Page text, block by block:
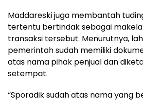
Maddareski juga membantah
tertentu bertindak sebagai
transaksi tersebut. Menurutnya,
pemerintah sudah memiliki
atas nama pihak penjual dan
setempat.
“Sporadik sudah atas nama yang